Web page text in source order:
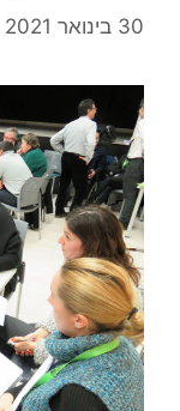
30 בינואר 2021